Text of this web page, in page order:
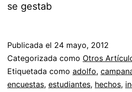
se gestab
Publicada el 24 mayo, 2012
Categorizada como Otros
Etiquetada como adolfo,
encuestas, estudiantes, hechos,